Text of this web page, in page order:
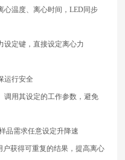
心温度、离心时间，LED同步
设定键，直接设定离心力
运行安全
调用其设定的工作参数，避免
品需求任意设定升降速
户获得可重复的结果，提高离心